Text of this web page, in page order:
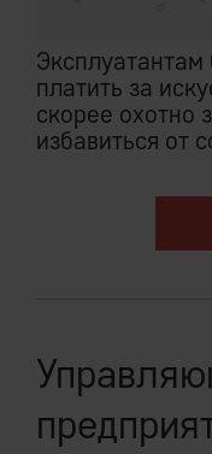
платить за
скорее охотно
избавиться от